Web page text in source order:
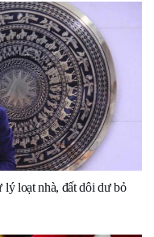
loạt nhà, đất dôi dư bỏ